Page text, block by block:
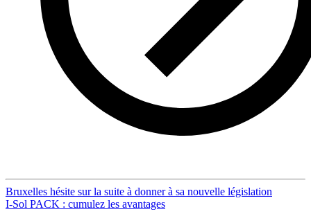
Post
navigation
Bruxelles hésite sur la suite à donner à sa nouvelle législation
I-Sol PACK : cumulez les avantages